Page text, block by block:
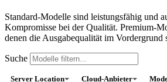
Standard-Modelle sind leistungsfähig und
Kompromisse bei der Qualität. Premium-
denen die Ausgabequalität im Vordergrund
Suche
Server Location Cloud-Anbieter